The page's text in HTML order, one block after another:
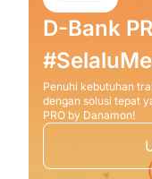
D-Bank
Penuhi kebutuhan
dengan solusi tepat
PRO by Danamon!